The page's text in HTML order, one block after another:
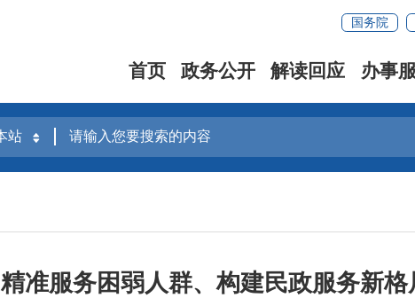
国务院
首页 政务公开 解读回应 办事
精准服务困弱人群、构建民政服务新格